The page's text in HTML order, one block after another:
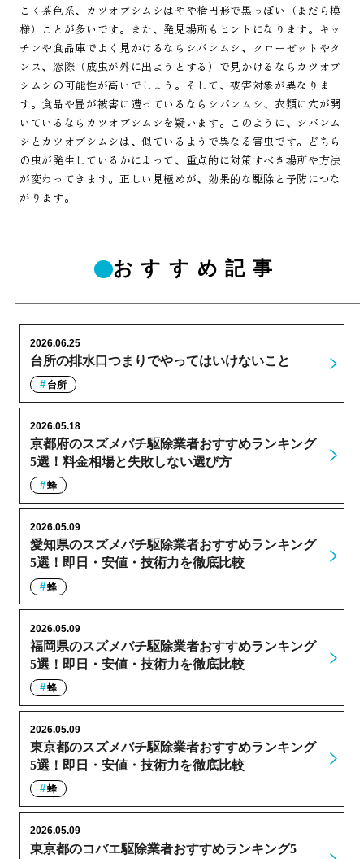
こく茶色系、カツオブシムシはやや楕円形で黒っぽい（まだら模
様）ことが多いです。また、発見場所もヒントになります。キッ
チンや食品庫でよく見かけるならシバンムシ、クローゼットやタ
ンス、窓際（成虫が外に出ようとする）で見かけるならカツオブ
シムシの可能性が高いでしょう。そして、被害対象が異なりま
す。食品や畳が被害に遭っているならシバンムシ、衣類に穴が開
いているならカツオブシムシを疑います。このように、シバンム
シとカツオブシムシは、似ているようで異なる害虫です。どちら
の虫が発生しているかによって、重点的に対策すべき場所や方法
が変わってきます。正しい見極めが、効果的な駆除と予防につな
がります。
おすすめ記事
台所の排水口つまりでやってはいけないこと
2026.06.25
台所
京都府のスズメバチ駆除業者おすすめランキング
5選！料金相場と失敗しない選び方
2026.05.18
蜂
愛知県のスズメバチ駆除業者おすすめランキング
5選！即日・安値・技術力を徹底比較
2026.05.09
蜂
福岡県のスズメバチ駆除業者おすすめランキング
5選！即日・安値・技術力を徹底比較
2026.05.09
蜂
東京都のスズメバチ駆除業者おすすめランキング
5選！即日・安値・技術力を徹底比較
2026.05.09
蜂
東京都のコバエ駆除業者おすすめランキング5
2026.05.09